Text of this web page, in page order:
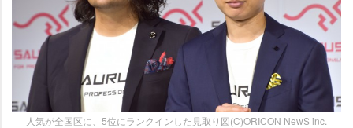
人気が全国区に、5位にランクインした見取り図(C)ORICON NewS inc.